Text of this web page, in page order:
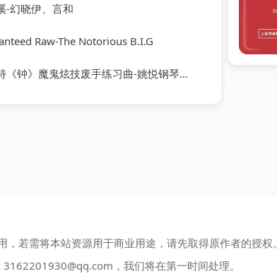
-幻晓伊、言和
Raw-The Notorious B.I.G
《钟》魔鬼炫技废手练习曲-姚悦钢琴老师
若需将本站资源用于商业用途，请先取得原作者的授权。
3162201930@qq.com ，我们将在第一时间处理。